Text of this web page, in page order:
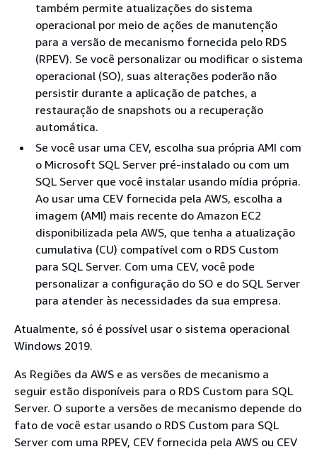
também permite atualizações do sistema
operacional por meio de ações de manutenção
para a versão de mecanismo fornecida pelo RDS
(RPEV). Se você personalizar ou modificar o sistema
operacional (SO), suas alterações poderão não
persistir durante a aplicação de patches, a
restauração de snapshots ou a recuperação
automática.
Se você usar uma CEV, escolha sua própria AMI com
o Microsoft SQL Server pré-instalado ou com um
SQL Server que você instalar usando mídia própria.
Ao usar uma CEV fornecida pela AWS, escolha a
imagem (AMI) mais recente do Amazon EC2
disponibilizada pela AWS, que tenha a atualização
cumulativa (CU) compatível com o RDS Custom
para SQL Server. Com uma CEV, você pode
personalizar a configuração do SO e do SQL Server
para atender às necessidades da sua empresa.
Atualmente, só é possível usar o sistema operacional
Windows 2019.
As Regiões da AWS e as versões de mecanismo a
seguir estão disponíveis para o RDS Custom para SQL
Server. O suporte a versões de mecanismo depende do
fato de você estar usando o RDS Custom para SQL
Server com uma RPEV, CEV fornecida pela AWS ou CEV